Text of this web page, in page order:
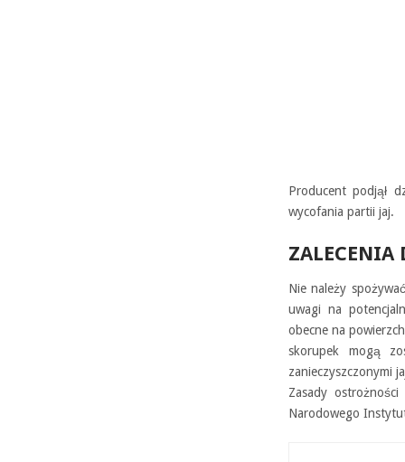
Producent podjął
wycofania partii jaj.
ZALECENIA
Nie należy
uwagi na
obecne na
skorupek mogą
zanieczyszczonymi
Zasady
Narodowego